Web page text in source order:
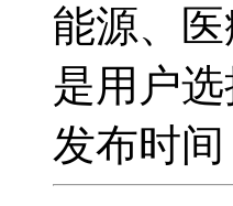
能源、
是用户
发布时